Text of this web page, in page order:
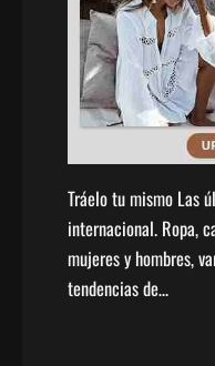
Tráelo tu mismo Las
internacional. Ropa,
mujeres y hombres,
tendencias de…